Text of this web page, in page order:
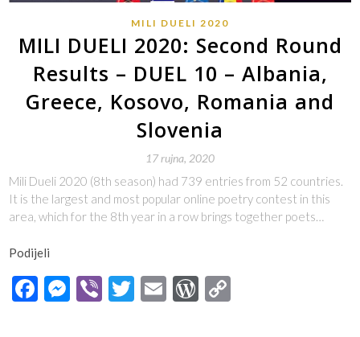
MILI DUELI 2020
MILI DUELI 2020: Second Round
Results – DUEL 10 – Albania,
Greece, Kosovo, Romania and
Slovenia
17 rujna, 2020
Mili Dueli 2020 (8th season) had 739 entries from 52 countries.
It is the largest and most popular online poetry contest in this
area, which for the 8th year in a row brings together poets…
Podijeli
Facebook
Messenger
ViberTwitter
EmailWordPress